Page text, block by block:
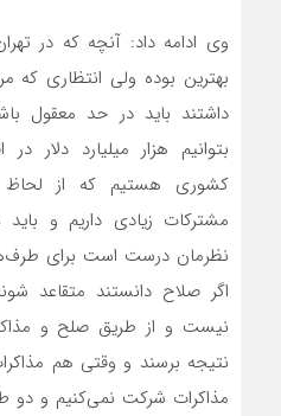
وی ادامه داد: آنچه که در
بهترین بوده ولی انتظاری که
داشتند باید در حد معقول
بتوانیم هزار میلیارد دلار
کشوری هستیم که از لحاظ
مشترکات زیادی داریم و
نظرمان درست است برای
اگر صلاح دانستند متقاعد
نیست و از طریق صلح و
نتیجه برسند و وقتی هم
مذاکرات شرکت نمی‌کنیم و دو